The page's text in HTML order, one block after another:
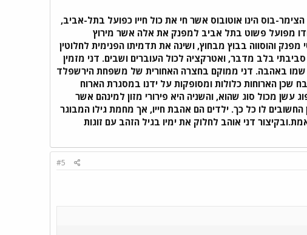
הצימר-בוס הינו אוטובוס אשר חי את כול חייו כפועל בתל-אביב,
מפועל פשוט בתל אביב למפנק את אלה אשר מירוץ
והוסווה בבוץ מבחוץ, ושינה את תדמיתו הפנימית לחלוטין
בלב מדבר, ואטרקציה לכול העוברים ושבים. דני מזמין
שמו באהבה. דני ממוקם בחצרה האחורית של משפחת הירשפלד
שכן הארוחות כלולות ומסופקות על ידנו במסגרת הארוח
עשן מכול סוג שהוא, והשניה היא פירורי מזון למינהם אשר
החשובים לו כל כך. ילדים הם אהבת חייו, אך מחמת גילו המבוגר
דני אוהב לחלוק את ימיו בגיל הזהב עם זוגות
#5